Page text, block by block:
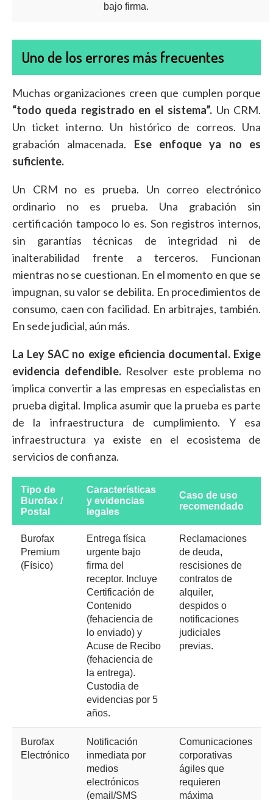
bajo firma.
Uno de los errores más frecuentes
Muchas organizaciones creen que cumplen porque
“todo queda registrado en el sistema”. Un CRM.
Un ticket interno. Un histórico de correos. Una
grabación almacenada. Ese enfoque ya no es
suficiente.
Un CRM no es prueba. Un correo electrónico
ordinario no es prueba. Una grabación sin
certificación tampoco lo es. Son registros internos,
sin garantías técnicas de integridad ni de
inalterabilidad frente a terceros. Funcionan
mientras no se cuestionan. En el momento en que se
impugnan, su valor se debilita. En procedimientos de
consumo, caen con facilidad. En arbitrajes, también.
En sede judicial, aún más.
La Ley SAC no exige eficiencia documental. Exige
evidencia defendible.Resolver este problema no
implica convertir a las empresas en especialistas en
prueba digital. Implica asumir que la prueba es parte
de la infraestructura de cumplimiento. Y esa
infraestructura ya existe en el ecosistema de
servicios de confianza.
Tipo de
Burofax /
Postal
Características
y evidencias
legales
Caso de uso
recomendado
Burofax
Premium
(Físico)
Entrega física
urgente bajo
firma del
receptor. Incluye
Certificación de
Contenido
(fehaciencia de
lo enviado) y
Acuse de Recibo
(fehaciencia de
la entrega).
Custodia de
evidencias por 5
años.
Reclamaciones
de deuda,
rescisiones de
contratos de
alquiler,
despidos o
notificaciones
judiciales
previas.
Burofax
Electrónico
Notificación
inmediata por
medios
electrónicos
(email/SMS
Comunicaciones
corporativas
ágiles que
requieren
máxima